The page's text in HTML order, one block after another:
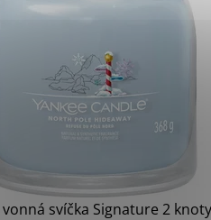
vonná svíčka Signature 2